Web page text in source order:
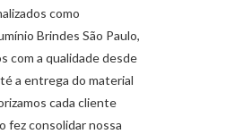
como
Brindes São Paulo,
com a qualidade desde
a entrega do material
cada cliente
fez consolidar nossa